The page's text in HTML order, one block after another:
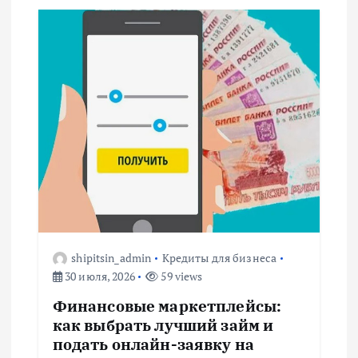
shipitsin_admin
Кредиты для бизнеса
30 июля, 2026
59 views
Финансовые маркетплейсы:
как выбрать лучший займ и
подать онлайн-заявку на